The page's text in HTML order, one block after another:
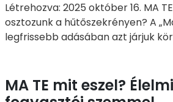
Létrehozva: 2025 október 16. MA
osztozunk a hűtőszekrényen? A
legfrissebb adásában azt járjuk
MA TE mit eszel?